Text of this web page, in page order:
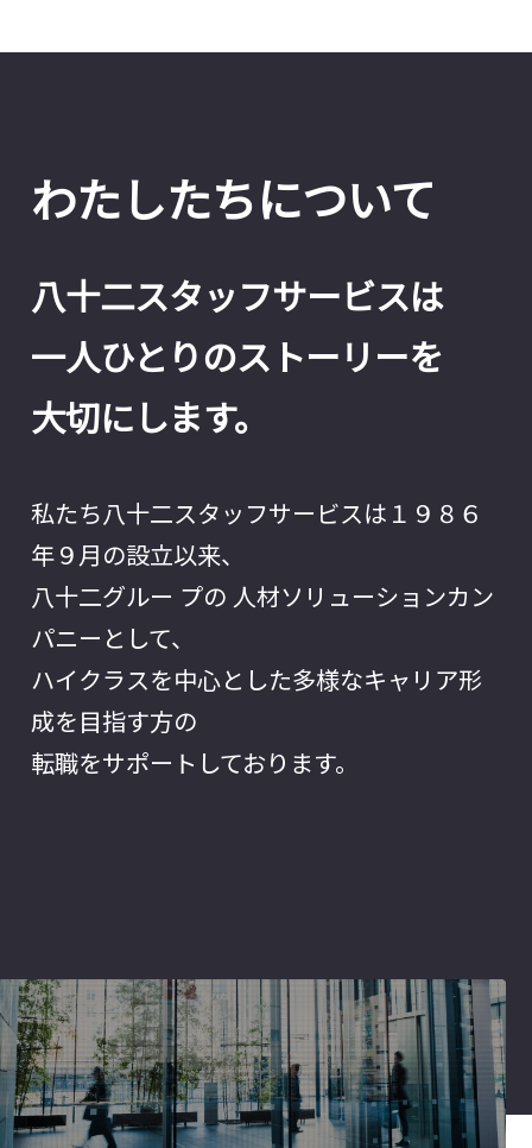
わたしたちについて
八十二スタッフサービスは
一人ひとりのストーリーを
大切にします。
私たち八十二スタッフサービスは１９８６
年９月の設立以来、
八十二グルー プの 人材ソリューションカン
パニーとして、
ハイクラスを中心とした多様なキャリア形
成を目指す方の
転職をサポートしております。